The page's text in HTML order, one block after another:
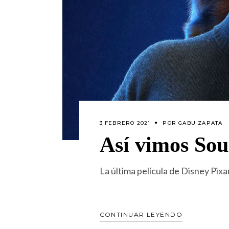
3 FEBRERO 2021 PORGABU ZAPATA
Así vimos
La última película de Disney
CONTINUAR LEYENDO